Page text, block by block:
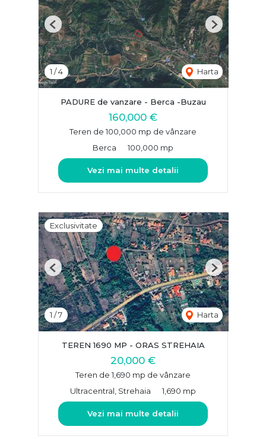
1 /4 Harta
Previous Next
PADURE de vanzare - Berca -Buzau
160,000 €
Teren de 100,000 mp de vânzare
Berca
100,000 mp
Vezi mai multe detalii
Exclusivitate
1 /7 Harta
Previous Next
TEREN 1690 MP - ORAS STREHAIA
20,000 €
Teren de 1,690 mp de vânzare
Ultracentral, Strehaia
1,690 mp
Vezi mai multe detalii